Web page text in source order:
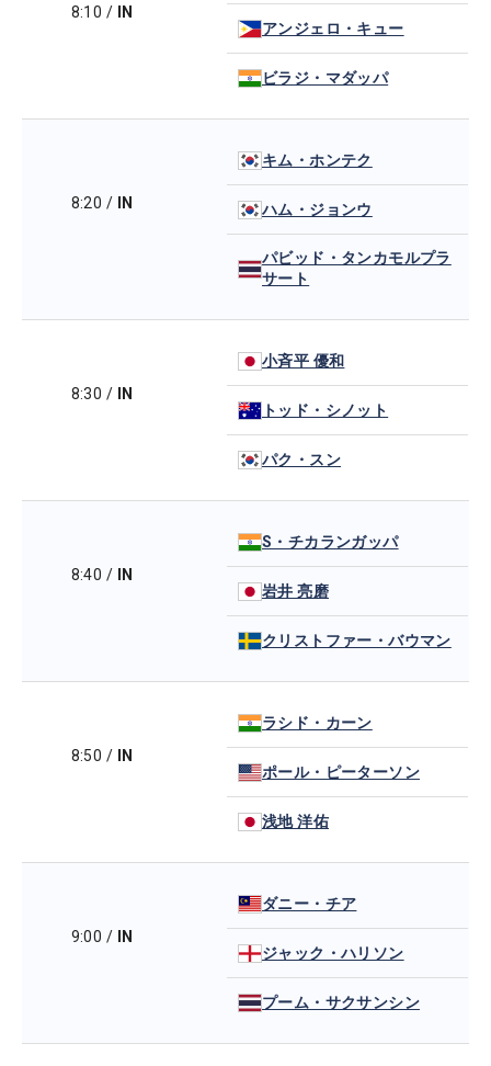
8:10 /
IN
アンジェロ・キュー
ビラジ・マダッパ
8:20 / IN
キム・ホンテク
ハム・ジョンウ
パビッド・タンカモルプラ
サート
8:30 / IN
小斉平 優和
トッド・シノット
パク・スン
8:40 / IN
S・チカランガッパ
岩井 亮磨
クリストファー・バウマン
8:50 / IN
ラシド・カーン
ポール・ピーターソン
浅地 洋佑
9:00 / IN
ダニー・チア
ジャック・ハリソン
プーム・サクサンシン